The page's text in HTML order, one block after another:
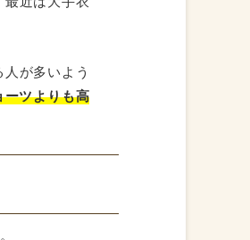
が多いよう
ーツよりも高